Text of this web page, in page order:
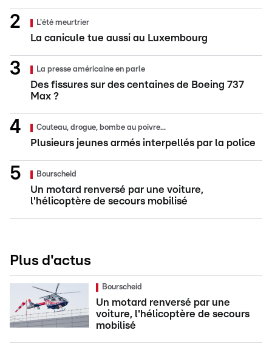
L'été meurtrier
La canicule tue aussi au Luxembourg
La presse américaine en parle
Des fissures sur des centaines de Boeing 737
Max ?
Couteau, drogue, bombe au poivre...
Plusieurs jeunes armés interpellés par la police
Bourscheid
Un motard renversé par une voiture,
l'hélicoptère de secours mobilisé
Plus d'actus
Bourscheid
Un motard renversé par une
voiture, l'hélicoptère de secours
mobilisé